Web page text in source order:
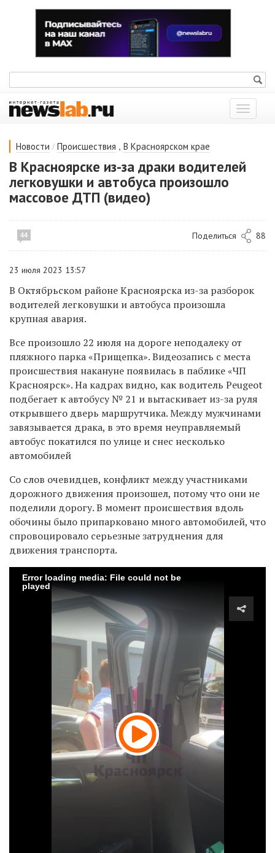
Показать
меню
Новости / Происшествия , В Красноярском крае
В Красноярске из-за драки водителей
легковушки и автобуса произошло
массовое ДТП (видео)
44 Поделиться 88
23 июля 2023 13:57
В Октябрьском районе Красноярска из-за разборок
водителей легковушки и автобуса произошла
крупная авария.
Все произошло 22 июля на дороге неподалеку от
пляжного парка «Прищепка». Видеозапись с места
происшествия накануне появилась в паблике «ЧП
Красноярск». На кадрах видно, как водитель Peugeot
подбегает к автобусу № 21 и вытаскивает из-за руля
открывшего дверь маршрутчика. Между мужчинами
завязывается драка, в это время неуправляемый
автобус покатился по улице и снес несколько
автомобилей
Со слов очевидцев, конфликт между участниками
дорожного движения произошел, потому что они не
поделили дорогу. В момент происшествия вдоль
обочины было припарковано много автомобилей, что
спровоцировало серьезные затруднения для
движения транспорта.
Error loading media: File could not be
played